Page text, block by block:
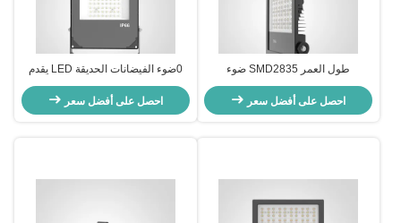
طول العمر SMD2835 ضوء
الفيضانات LED الخارجية إضاءة
مساحتك وتوفير المال
احصل على أفضل سعر
0ضوء الفيضانات الحديقة LED يقدم
كفاءة ضوئية فوق 110lmW مصممة
للزخرفة الخارجية وإضاءة الممرات
احصل على أفضل سعر